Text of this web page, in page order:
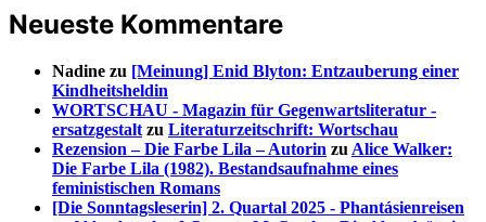
Neueste Kommentare
Nadine zu [Meinung] Enid Blyton: Entzauberung einer
Kindheitsheldin
WORTSCHAU - Magazin für Gegenwartsliteratur -
ersatzgestalt zu Literaturzeitschrift: Wortschau
Rezension – Die Farbe Lila – Autorin zu Alice Walker:
Die Farbe Lila (1982). Bestandsaufnahme eines
feministischen Romans
[Die Sonntagsleserin] 2. Quartal 2025 - Phantásienreisen